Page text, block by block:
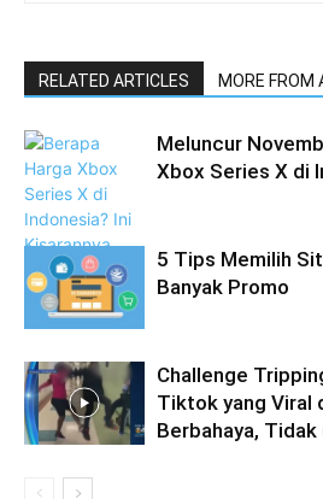
RELATED ARTICLES MORE FROM
Meluncur
Xbox Series X di
5 Tips Memilih
Banyak Promo
Challenge
Tiktok yang Viral
Berbahaya,